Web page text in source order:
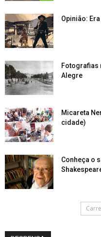
Opinião:
Fotografias
Alegre
Micareta
cidade)
Conheça o